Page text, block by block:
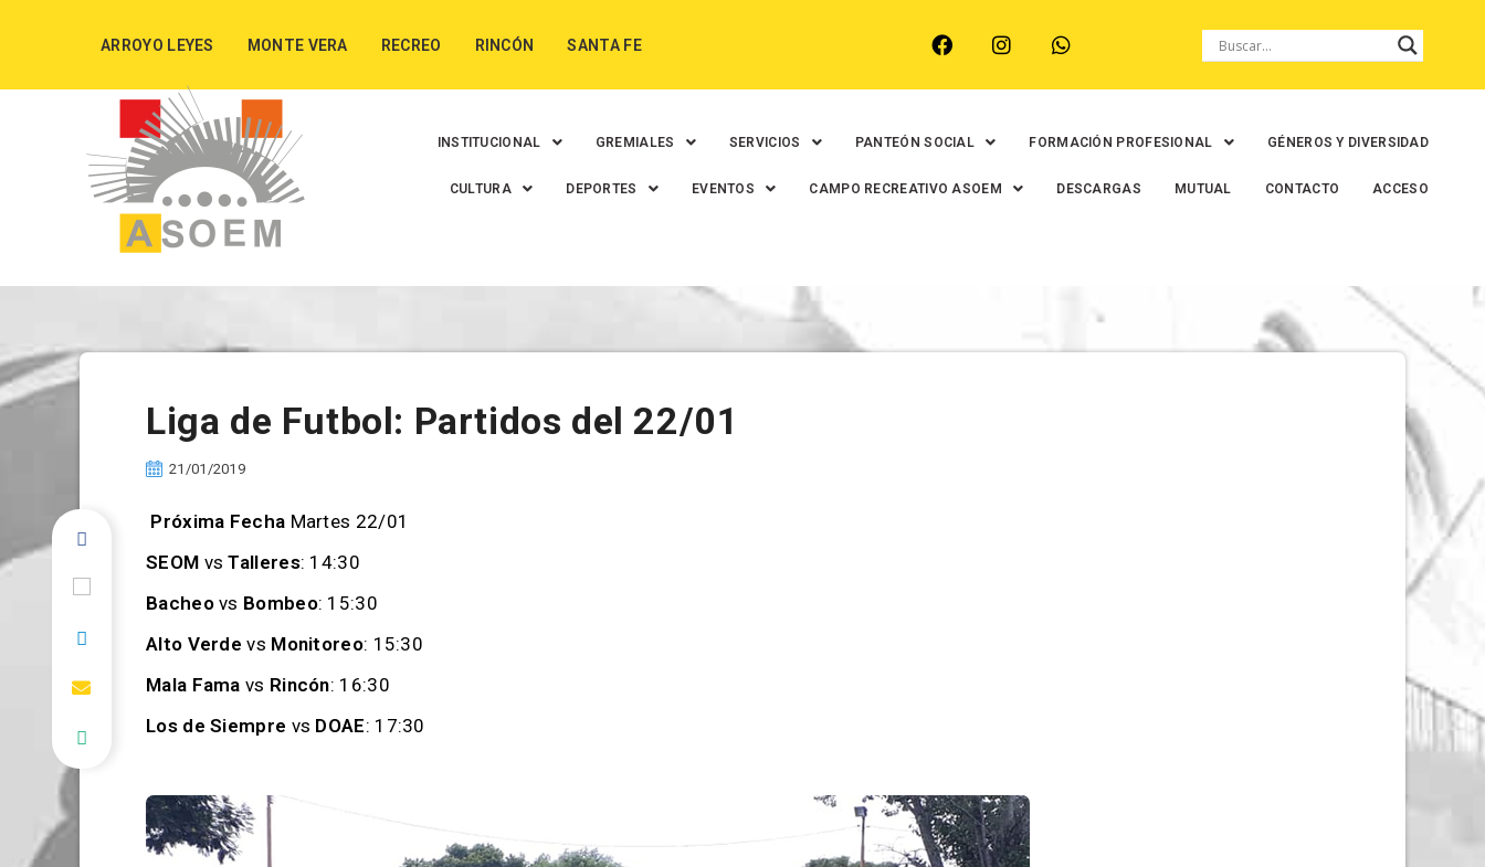
ARROYO LEYES MONTE VERA RECREO RINCÓN SANTA FE
INSTITUCIONAL GREMIALES SERVICIOS PANTEÓN SOCIAL FORMACIÓN PROFESIONAL GÉNEROS Y DIVERSIDAD
CULTURA DEPORTES EVENTOS CAMPO RECREATIVO ASOEM DESCARGAS MUTUAL CONTACTO ACCESO
Liga de Futbol: Partidos del 22/01
21/01/2019
Próxima Fecha Martes 22/01
SEOM vsTalleres: 14:30
Bacheovs Bombeo: 15:30
Alto Verde vs Monitoreo: 15:30
Mala Fama vs Rincón: 16:30
Los de Siempre vs DOAE: 17:30